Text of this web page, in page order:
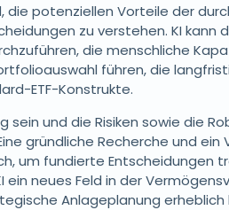
die potenziellen Vorteile der
zu verstehen. KI kann
die menschliche
führen, die
ETF-Konstrukte.
sein und die Risiken sowie die
gründliche Recherche und ein
um fundierte Entscheidungen
neues Feld in der
Anlageplanung erheblich